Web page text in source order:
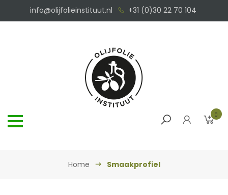
info@olijfolieinstituut.nl +31 (0)30 22 70 104
0
Home Smaakprofiel